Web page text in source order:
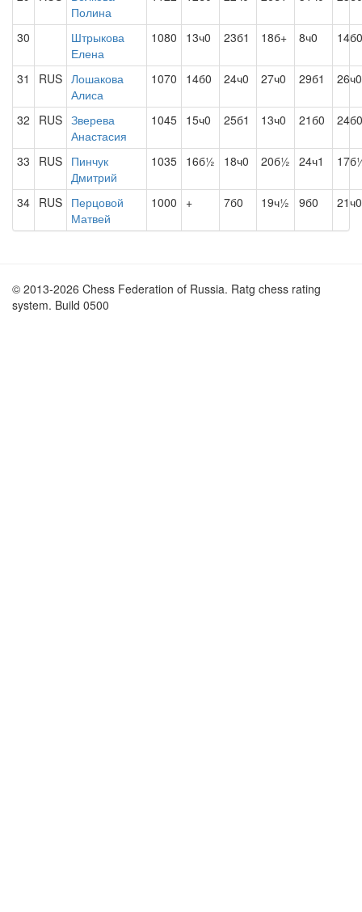
Полина
30
Штрыкова
Елена
1080 13ч0 23б1 18б+ 8ч0 14б0
31 RUS Лошакова
Алиса
1070 14б0 24ч0 27ч0 29б1 26ч0
32 RUS Зверева
Анастасия
1045 15ч0 25б1 13ч0 21б0 24б0
33 RUS Пинчук
Дмитрий
1035 16б½ 18ч0 20б½ 24ч1
34 RUS Перцовой
Матвей
1000 + 7б0 19ч½ 9б0 21ч0
© 2013-2026 Chess Federation of Russia. Ratg chess rating
system. Build 0500